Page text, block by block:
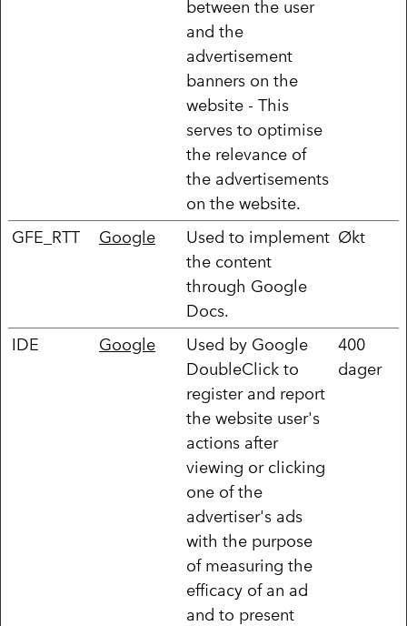
between the user
and the
advertisement
banners on the
website - This
serves to optimise
the relevance of
the advertisements
on the website.
GFE_RTT
Google
Used to implement
the content
through Google
Docs.
Økt
IDE Google
Used by Google
DoubleClick to
register and report
the website user's
actions after
viewing or clicking
one of the
advertiser's ads
with the purpose
of measuring the
efficacy of an ad
and to present
400
dager